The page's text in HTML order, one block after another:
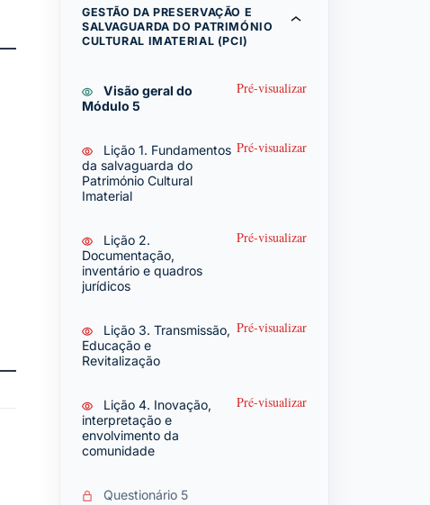
GESTÃO DA PRESERVAÇÃO E
SALVAGUARDA DO PATRIMÓNIO
CULTURAL IMATERIAL (PCI)
Visão geral do
Módulo 5
Pré-visualizar
Lição 1. Fundamentos
da salvaguarda do
Património Cultural
Imaterial
Pré-visualizar
Lição 2.
Documentação,
inventário e quadros
jurídicos
Pré-visualizar
Lição 3. Transmissão,
Educação e
Revitalização
Pré-visualizar
Lição 4. Inovação,
interpretação e
envolvimento da
comunidade
Pré-visualizar
Questionário 5